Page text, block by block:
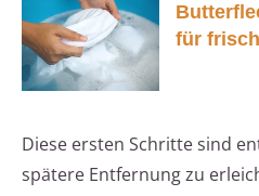
für
Diese ersten Schritte sind
spätere Entfernung zu